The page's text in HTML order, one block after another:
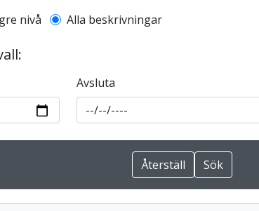
filter
nivå Alla beskrivningar
Avsluta